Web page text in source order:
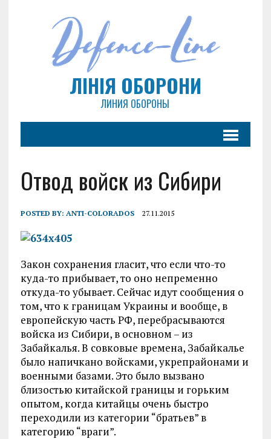
ЛІНІЯ ОБОРОНИ
ЛИНИЯ ОБОРОНЫ
Отвод войск из Сибири
POSTED BY: ANTI-COLORADOS 27.11.2015
Закон сохранения гласит, что если что-то
куда-то прибывает, то оно непременно
откуда-то убывает. Сейчас идут сообщения о
том, что к границам Украины и вообще, в
европейскую часть РФ, перебрасываются
войска из Сибири, в основном – из
Забайкалья. В совковые времена, Забайкалье
было напичкано войсками, укрепрайонами и
военными базами. Это было вызвано
близостью китайской границы и горьким
опытом, когда китайцы очень быстро
переходили из категории “братьев” в
категорию “враги”.